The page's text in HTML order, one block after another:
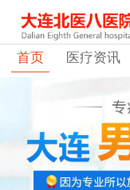
首页 医疗资讯